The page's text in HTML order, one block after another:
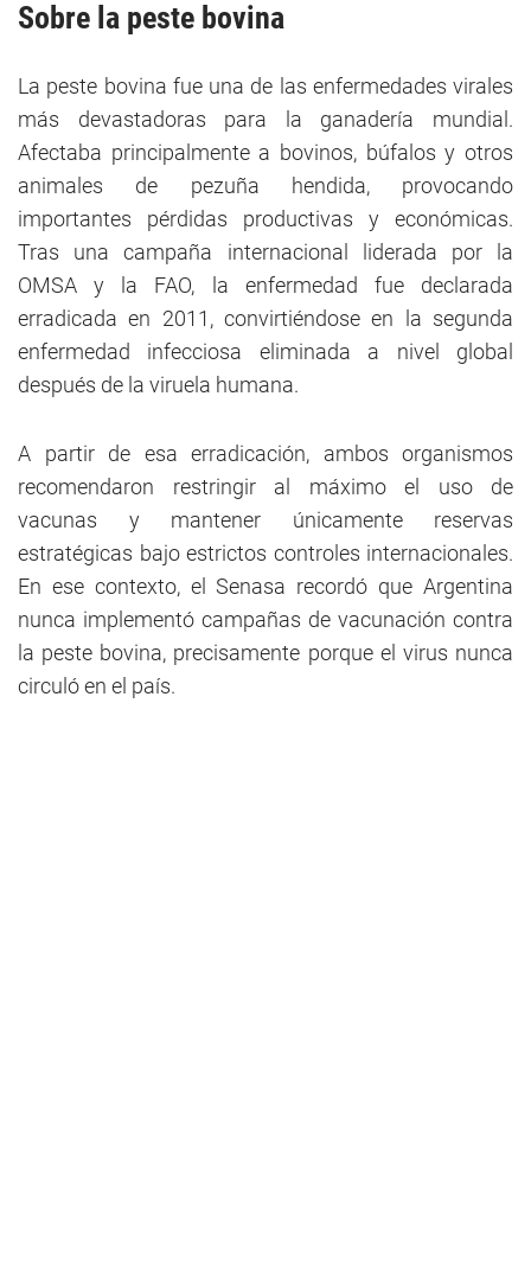
Sobre la peste bovina
La peste bovina fue una de las enfermedades virales
más devastadoras para la ganadería mundial.
Afectaba principalmente a bovinos, búfalos y otros
animales de pezuña hendida, provocando
importantes pérdidas productivas y económicas.
Tras una campaña internacional liderada por la
OMSA y la FAO, la enfermedad fue declarada
erradicada en 2011, convirtiéndose en la segunda
enfermedad infecciosa eliminada a nivel global
después de la viruela humana.
A partir de esa erradicación, ambos organismos
recomendaron restringir al máximo el uso de
vacunas y mantener únicamente reservas
estratégicas bajo estrictos controles internacionales.
En ese contexto, el Senasa recordó que Argentina
nunca implementó campañas de vacunación contra
la peste bovina, precisamente porque el virus nunca
circuló en el país.